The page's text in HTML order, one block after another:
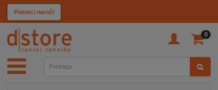
Pozovi i naruči
0
KATEGORIJE
TV
SAT